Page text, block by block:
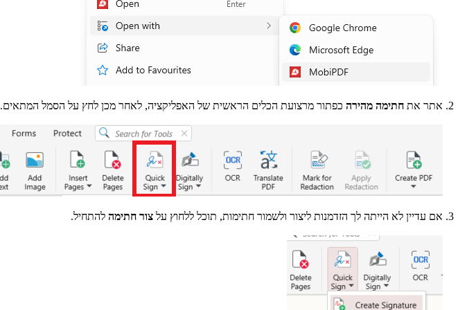
אתר את חתימה מהירה כפתור מרצועת הכלים הראשית של האפליקציה, לאחר מכן לחץ על הסמל המתאים.
אם עדיין לא הייתה לך הזדמנות ליצור ולשמור חתימות, תוכל ללחוץ על צור חתימה להתחיל.